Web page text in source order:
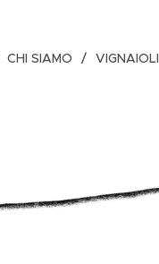
CHI SIAMO VIGNAIOLI